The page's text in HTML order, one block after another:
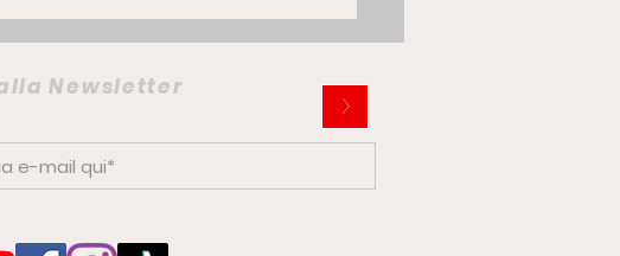
FIAT Multiplina: la citycar
elettrica che potrebbe
cambiare la mobilità
Newsletter >